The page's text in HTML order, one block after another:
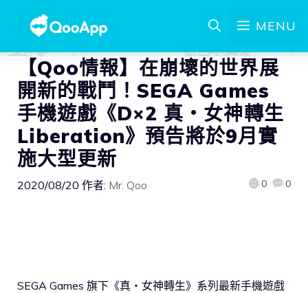
MENU
【Qoo情報】在崩壞的世界展
開新的戰鬥！SEGA Games
手機遊戲《D×2 真・女神轉生
Liberation》預告將於9月實
施大型更新
2020/08/20 作者: Mr. Qoo 0 0
SEGA Games 旗下《真・女神轉生》系列最新手機遊戲